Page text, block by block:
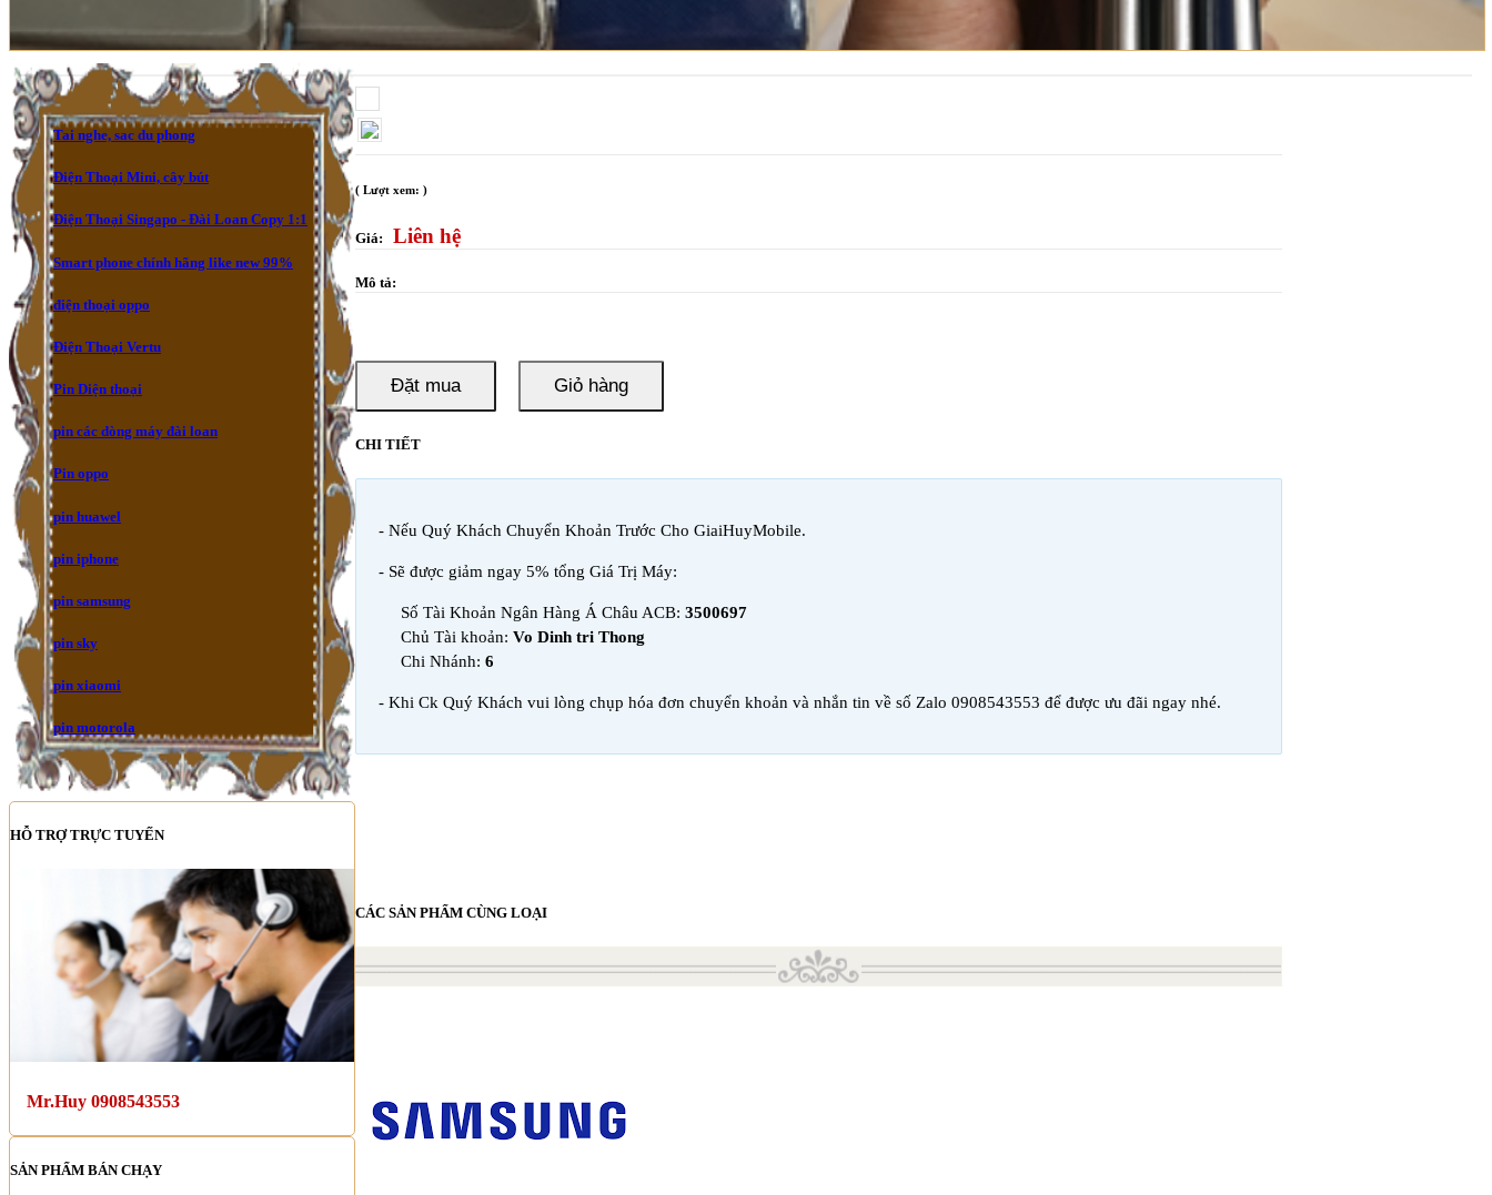
Tai nghe, sac du phong
Điện Thoại Mini, cây bút
Điện Thoại Singapo - Đài Loan Copy 1:1
Smart phone chính hãng like new 99%
điện thoại oppo
Điện Thoại Vertu
Pin Diện thoại
pin các dòng máy đài loan
Pin oppo
pin huawel
pin iphone
pin samsung
pin sky
pin xiaomi
pin motorola
HỖ TRỢ TRỰC TUYẾN
Mr.Huy 0908543553
SẢN PHẨM BÁN CHẠY
( Lượt xem: )
Giá: Liên hệ
Mô tả:
Đặt mua Giỏ hàng
CHI TIẾT
- Nếu Quý Khách Chuyển Khoản Trước Cho GiaiHuyMobile.
- Sẽ được giảm ngay 5% tổng Giá Trị Máy:
Số Tài Khoản Ngân Hàng Á Châu ACB: 3500697
Chủ Tài khoản: Vo Dinh tri Thong
Chi Nhánh: 6
- Khi Ck Quý Khách vui lòng chụp hóa đơn chuyển khoản và nhắn tin về số Zalo 0908543553 để được ưu đãi ngay nhé.
CÁC SẢN PHẨM CÙNG LOẠI